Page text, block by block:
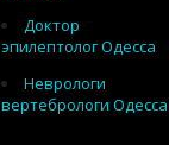
Доктор
эпилептолог Одесса
Неврологи
вертебрологи Одесса